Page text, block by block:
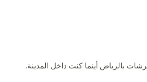
بالرياض أينما كنت داخل المدينة.